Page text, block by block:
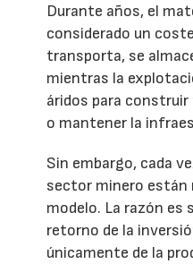
Durante años, el
considerado un
transporta, se
mientras la
áridos para
o mantener la
Sin embargo, cada
sector minero están
modelo. La razón es
retorno de la
únicamente de la